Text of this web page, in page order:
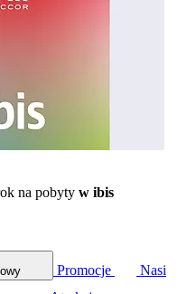
na pobyty w ibis
Promocje
Nasi